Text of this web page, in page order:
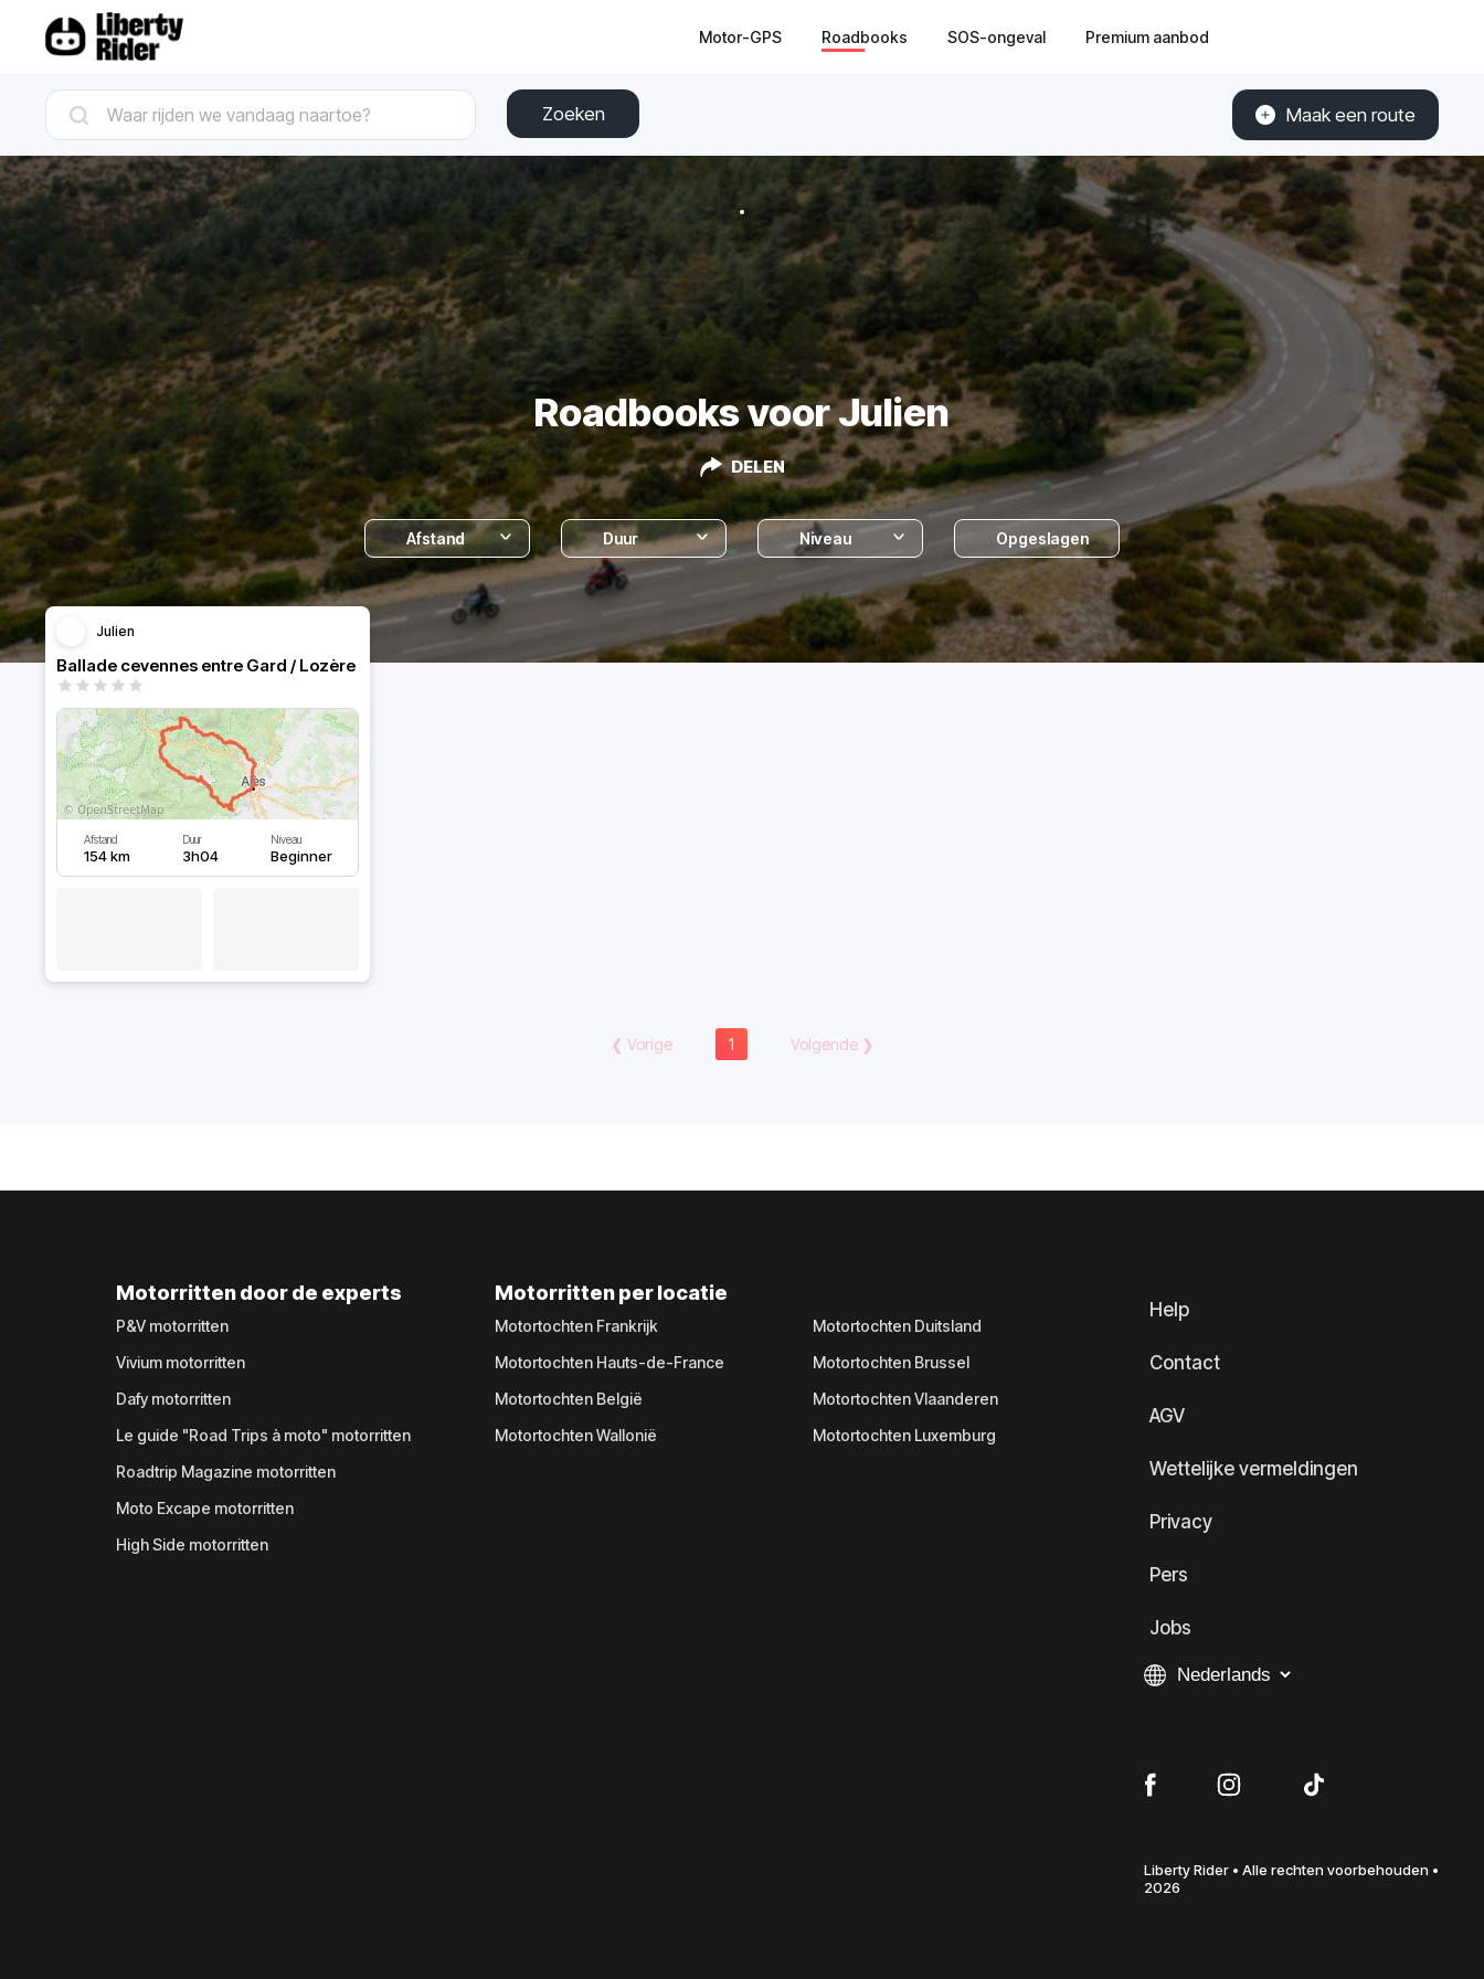
Motor-GPS Roadbooks SOS-ongeval Premium aanbod
Zoeken Maak een route
Roadbooks voor Julien
DELEN
Afstand Duur Niveau Opgeslagen
Julien
Ballade cevennes entre Gard / Lozère
Afstand
154 km
Duur
3h04
Niveau
Beginner
❮ Vorige 1 Volgende❯
Motorritten door de experts
P&V motorritten
Vivium motorritten
Dafy motorritten
Le guide "Road Trips à moto" motorritten
Roadtrip Magazine motorritten
Moto Excape motorritten
High Side motorritten
Motorritten per locatie
Motortochten Frankrijk
Motortochten Hauts-de-France
Motortochten België
Motortochten Wallonië
Motortochten Duitsland
Motortochten Brussel
Motortochten Vlaanderen
Motortochten Luxemburg
Help
Contact
AGV
Wettelijke vermeldingen
Privacy
Pers
Jobs
Liberty Rider • Alle rechten voorbehouden •
2026